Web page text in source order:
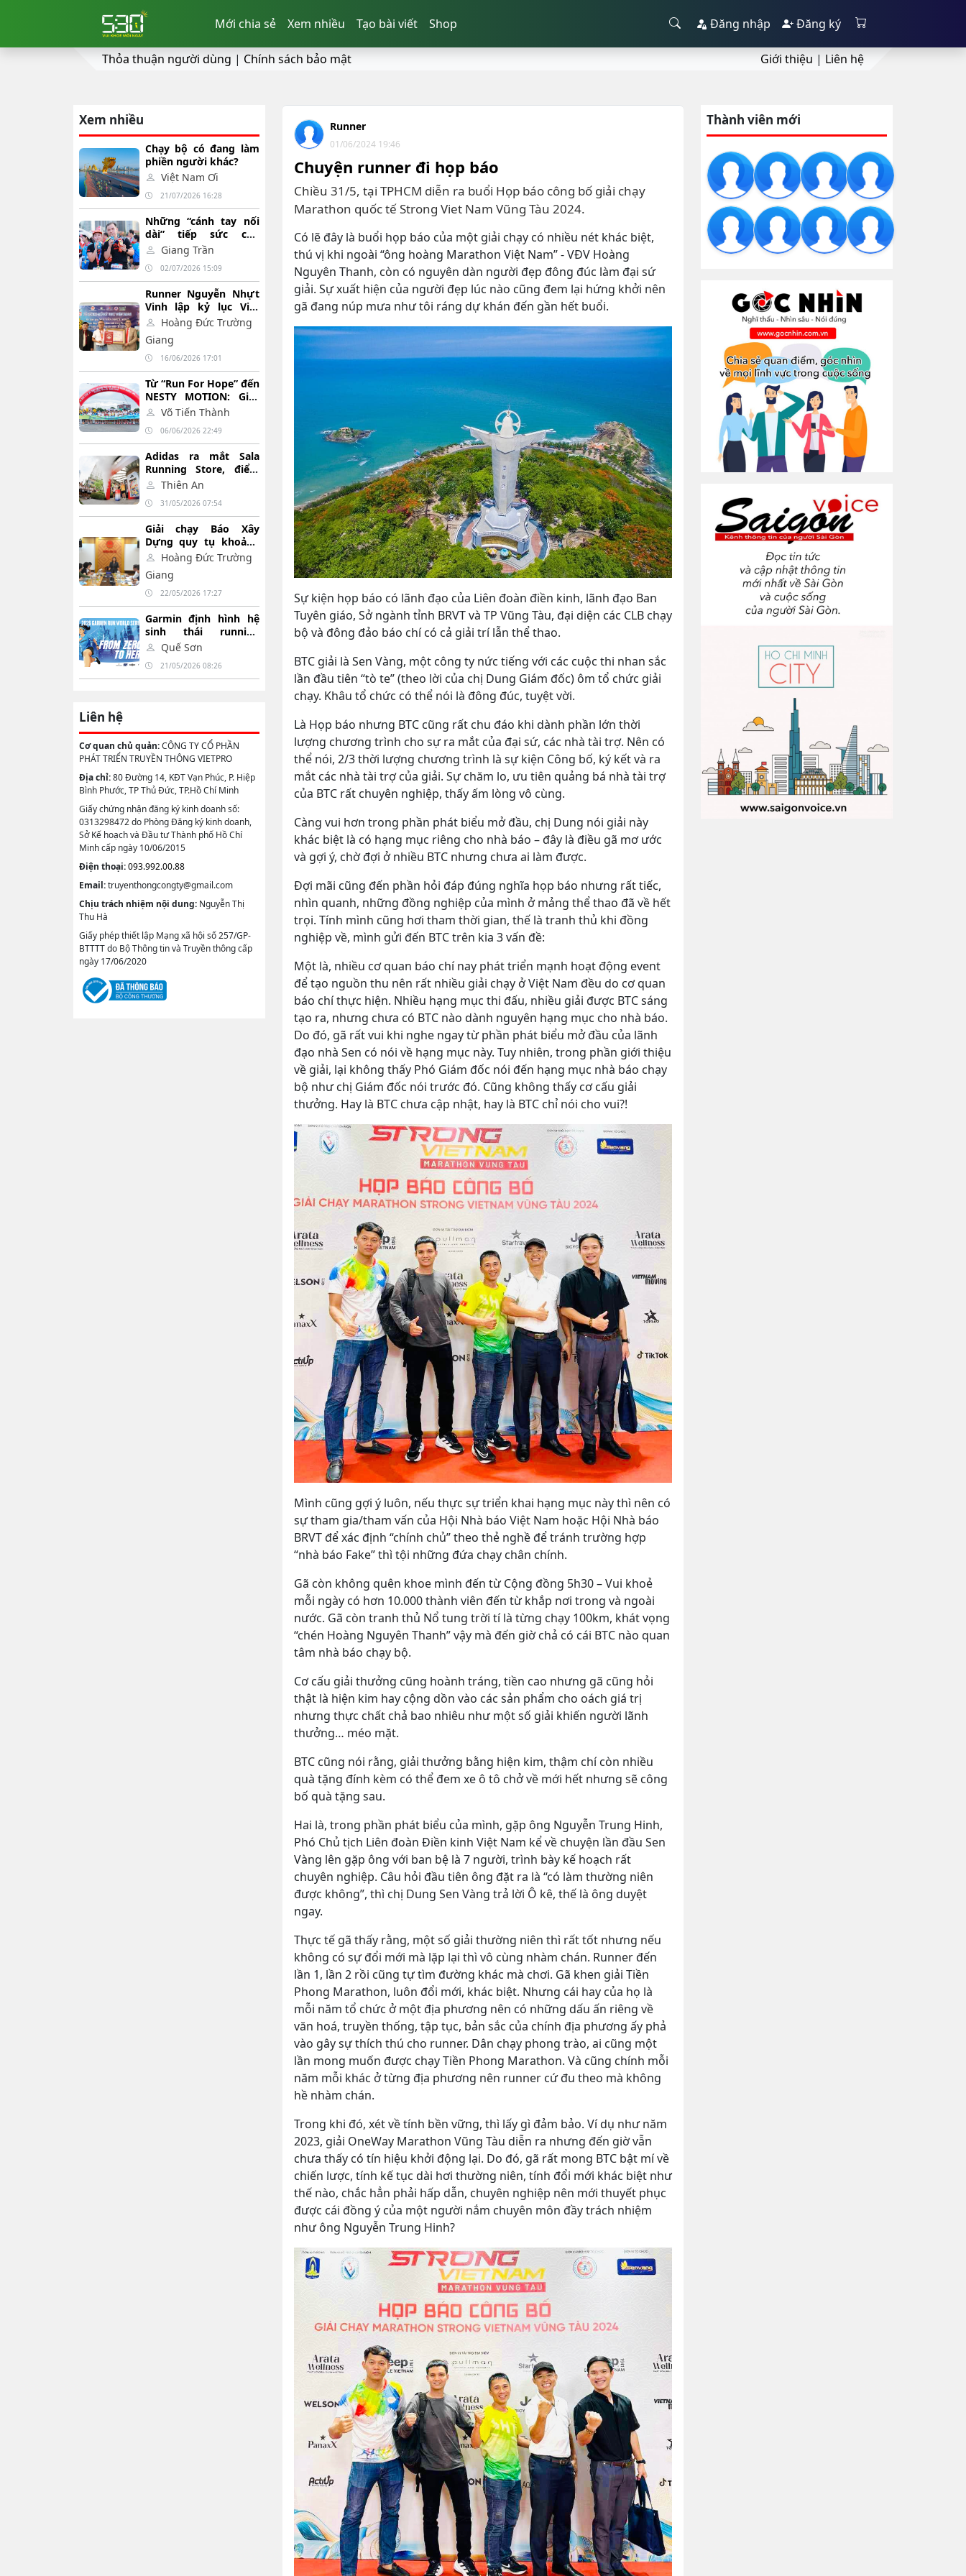
Mới chia sẻ Xem nhiều Tạo bài viết Shop Đăng nhập Đăng ký
Thỏa thuận người dùng | Chính sách bảo mật Giới thiệu | Liên hệ
Xem nhiều
Chạy bộ có đang làm
phiền người khác?
Việt Nam Ơi
21/07/2026 16:28
Những “cánh tay nối
dài” tiếp sức cho
runner, lan tỏa giá trị
Giải chạy Báo Xây
dựng
Giang Trần
02/07/2026 15:09
Runner Nguyễn Nhựt
Vinh lập kỷ lục Việt
Nam với 160,639 km
chạy chân trần trong
24 giờ
Hoàng Đức Trường
Giang
16/06/2026 17:01
Từ “Run For Hope” đến
NESTY MOTION: Giấc
mơ Việt trên từng
Võ Tiến Thành
06/06/2026 22:49
Adidas ra mắt Sala
Running Store, điểm
đến mới dành cho
Việt Nam
Thiên An
31/05/2026 07:54
Giải chạy Báo Xây
Dựng quy tụ khoảng
4000 vận động viên
tham gia sẽ được tổ
chức tại phường Vũng
Tàu
Hoàng Đức Trường
Giang
22/05/2026 17:27
Garmin định hình hệ
sinh thái running
lifestyle tại Việt Nam
qua Garmin Run
Marathon Series 2026
Quế Sơn
21/05/2026 08:26
Liên hệ
Cơ quan chủ quản:CÔNG TY CỔ PHẦN
PHÁT TRIỂN TRUYỀN THÔNG VIETPRO
Địa chỉ:80 Đường 14, KĐT Vạn Phúc, P. Hiệp
Bình Phước, TP Thủ Đức, TP.Hồ Chí Minh
Giấy chứng nhận đăng ký kinh doanh số:
0313298472 do Phòng Đăng ký kinh doanh,
Sở Kế hoạch và Đầu tư Thành phố Hồ Chí
Minh cấp ngày 10/06/2015
Điện thoại:093.992.00.88
Email:truyenthongcongty@gmail.com
Chịu trách nhiệm nội dung: Nguyễn Thị
Thu Hà
Giấy phép thiết lập Mạng xã hội số 257/GP-
BTTTT do Bộ Thông tin và Truyền thông cấp
ngày 17/06/2020
Runner
01/06/2024 19:46
Chuyện runner đi họp báo
Chiều 31/5, tại TPHCM diễn ra buổi Họp báo công bố giải chạy
Marathon quốc tế Strong Viet Nam Vũng Tàu 2024.
Có lẽ đây là buổi họp báo của một giải chạy có nhiều nét khác biệt,
thú vị khi ngoài “ông hoàng Marathon Việt Nam” - VĐV Hoàng
Nguyên Thanh, còn có nguyên dàn người đẹp đông đúc làm đại sứ
giải. Sự xuất hiện của người đẹp lúc nào cũng đem lại hứng khởi nên
gã đang núp mưa như tôi ráng dự khán đến gần hết buổi.
Sự kiện họp báo có lãnh đạo của Liên đoàn điền kinh, lãnh đạo Ban
Tuyên giáo, Sở ngành tỉnh BRVT và TP Vũng Tàu, đại diện các CLB chạy
bộ và đông đảo báo chí có cả giải trí lẫn thể thao.
BTC giải là Sen Vàng, một công ty nức tiếng với các cuộc thi nhan sắc
lần đầu tiên “tò te” (theo lời của chị Dung Giám đốc) ôm tổ chức giải
chạy. Khâu tổ chức có thể nói là đông đúc, tuyệt vời.
Là Họp báo nhưng BTC cũng rất chu đáo khi dành phần lớn thời
lượng chương trình cho sự ra mắt của đại sứ, các nhà tài trợ. Nên có
thể nói, 2/3 thời lượng chương trình là sự kiện Công bố, ký kết và ra
mắt các nhà tài trợ của giải. Sự chăm lo, ưu tiên quảng bá nhà tài trợ
của BTC rất chuyên nghiệp, thấy ấm lòng vô cùng.
Càng vui hơn trong phần phát biểu mở đầu, chị Dung nói giải này
khác biệt là có hạng mục riêng cho nhà báo – đây là điều gã mơ ước
và gợi ý, chờ đợi ở nhiều BTC nhưng chưa ai làm được.
Đợi mãi cũng đến phần hỏi đáp đúng nghĩa họp báo nhưng rất tiếc,
nhìn quanh, những đồng nghiệp của mình ở mảng thể thao đã về hết
trọi. Tính mình cũng hơi tham thời gian, thế là tranh thủ khi đồng
nghiệp về, mình gửi đến BTC trên kia 3 vấn đề:
Một là, nhiều cơ quan báo chí nay phát triển mạnh hoạt động event
để tạo nguồn thu nên rất nhiều giải chạy ở Việt Nam đều do cơ quan
báo chí thực hiện. Nhiều hạng mục thi đấu, nhiều giải được BTC sáng
tạo ra, nhưng chưa có BTC nào dành nguyên hạng mục cho nhà báo.
Do đó, gã rất vui khi nghe ngay từ phần phát biểu mở đầu của lãnh
đạo nhà Sen có nói về hạng mục này. Tuy nhiên, trong phần giới thiệu
về giải, lại không thấy Phó Giám đốc nói đến hạng mục nhà báo chạy
bộ như chị Giám đốc nói trước đó. Cũng không thấy cơ cấu giải
thưởng. Hay là BTC chưa cập nhật, hay là BTC chỉ nói cho vui?!
Mình cũng gợi ý luôn, nếu thực sự triển khai hạng mục này thì nên có
sự tham gia/tham vấn của Hội Nhà báo Việt Nam hoặc Hội Nhà báo
BRVT để xác định “chính chủ” theo thẻ nghề để tránh trường hợp
“nhà báo Fake” thì tội những đứa chạy chân chính.
Gã còn không quên khoe mình đến từ Cộng đồng 5h30 – Vui khoẻ
mỗi ngày có hơn 10.000 thành viên đến từ khắp nơi trong và ngoài
nước. Gã còn tranh thủ Nổ tung trời tí là từng chạy 100km, khát vọng
“chén Hoàng Nguyên Thanh” vậy mà đến giờ chả có cái BTC nào quan
tâm nhà báo chạy bộ.
Cơ cấu giải thưởng cũng hoành tráng, tiền cao nhưng gã cũng hỏi
thật là hiện kim hay cộng dồn vào các sản phẩm cho oách giá trị
nhưng thực chất chả bao nhiêu như một số giải khiến người lãnh
thưởng… méo mặt.
BTC cũng nói rằng, giải thưởng bằng hiện kim, thậm chí còn nhiều
quà tặng đính kèm có thể đem xe ô tô chở về mới hết nhưng sẽ công
bố quà tặng sau.
Hai là, trong phần phát biểu của mình, gặp ông Nguyễn Trung Hinh,
Phó Chủ tịch Liên đoàn Điền kinh Việt Nam kể về chuyện lần đầu Sen
Vàng lên gặp ông với ban bệ là 7 người, trình bày kế hoạch rất
chuyên nghiệp. Câu hỏi đầu tiên ông đặt ra là “có làm thường niên
được không”, thì chị Dung Sen Vàng trả lời Ô kê, thế là ông duyệt
ngay.
Thực tế gã thấy rằng, một số giải thường niên thì rất tốt nhưng nếu
không có sự đổi mới mà lặp lại thì vô cùng nhàm chán. Runner đến
lần 1, lần 2 rồi cũng tự tìm đường khác mà chơi. Gã khen giải Tiền
Phong Marathon, luôn đổi mới, khác biệt. Nhưng cái hay của họ là
mỗi năm tổ chức ở một địa phương nên có những dấu ấn riêng về
văn hoá, truyền thống, tập tục, bản sắc của chính địa phương ấy phả
vào gây sự thích thú cho runner. Dân chạy phong trào, ai cũng một
lần mong muốn được chạy Tiền Phong Marathon. Và cũng chính mỗi
năm mỗi khác ở từng địa phương nên runner cứ đu theo mà không
hề nhàm chán.
Trong khi đó, xét về tính bền vững, thì lấy gì đảm bảo. Ví dụ như năm
2023, giải OneWay Marathon Vũng Tàu diễn ra nhưng đến giờ vẫn
chưa thấy có tín hiệu khởi động lại. Do đó, gã rất mong BTC bật mí về
chiến lược, tính kế tục dài hơi thường niên, tính đổi mới khác biệt như
thế nào, chắc hẳn phải hấp dẫn, chuyên nghiệp nên mới thuyết phục
được cái đồng ý của một người nắm chuyên môn đầy trách nhiệm
như ông Nguyễn Trung Hinh?
Thành viên mới